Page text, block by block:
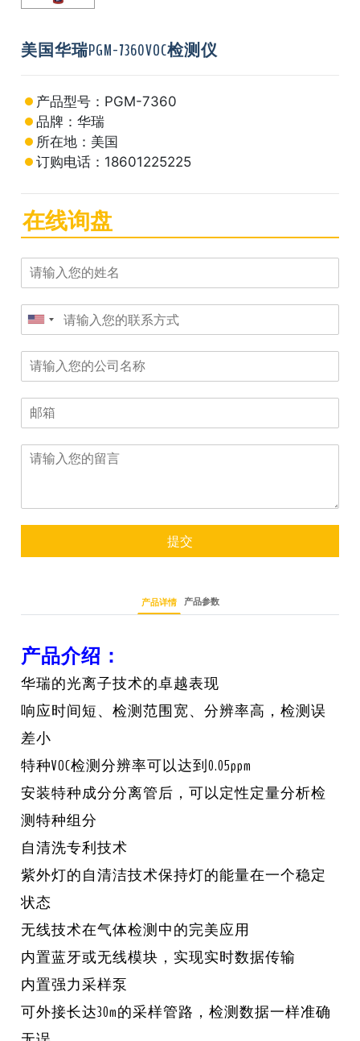
美国华瑞PGM-7360VOC检测仪
产品型号：PGM-7360
品牌：华瑞
所在地：美国
订购电话：18601225225
在线询盘
提交
产品详情 产品参数
产品介绍：
华瑞的光离子技术的卓越表现
响应时间短、检测范围宽、分辨率高，检测误
差小
特种VOC检测分辨率可以达到0.05ppm
安装特种成分分离管后，可以定性定量分析检
测特种组分
自清洗专利技术
紫外灯的自清洁技术保持灯的能量在一个稳定
状态
无线技术在气体检测中的完美应用
内置蓝牙或无线模块，实现实时数据传输
内置强力采样泵
可外接长达30m的采样管路，检测数据一样准确